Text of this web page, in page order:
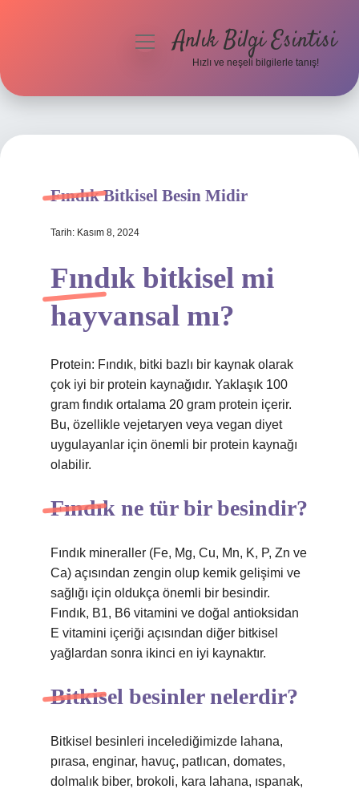
Hakkımızda
menüyüAnlık Bilgi Esintisi
Hızlı ve neşeli bilgilerle tanış!
Fındık Bitkisel Besin Midir
Tarih: Kasım 8, 2024
Fındık bitkisel mi
hayvansal mı?
Protein: Fındık, bitki bazlı bir kaynak olarak
çok iyi bir protein kaynağıdır. Yaklaşık 100
gram fındık ortalama 20 gram protein içerir.
Bu, özellikle vejetaryen veya vegan diyet
uygulayanlar için önemli bir protein kaynağı
olabilir.
Fındık ne tür bir besindir?
Fındık mineraller (Fe, Mg, Cu, Mn, K, P, Zn ve
Ca) açısından zengin olup kemik gelişimi ve
sağlığı için oldukça önemli bir besindir.
Fındık, B1, B6 vitamini ve doğal antioksidan
E vitamini içeriği açısından diğer bitkisel
yağlardan sonra ikinci en iyi kaynaktır.
Bitkisel besinler nelerdir?
Bitkisel besinleri incelediğimizde lahana,
pırasa, enginar, havuç, patlıcan, domates,
dolmalık biber, brokoli, kara lahana, ıspanak,